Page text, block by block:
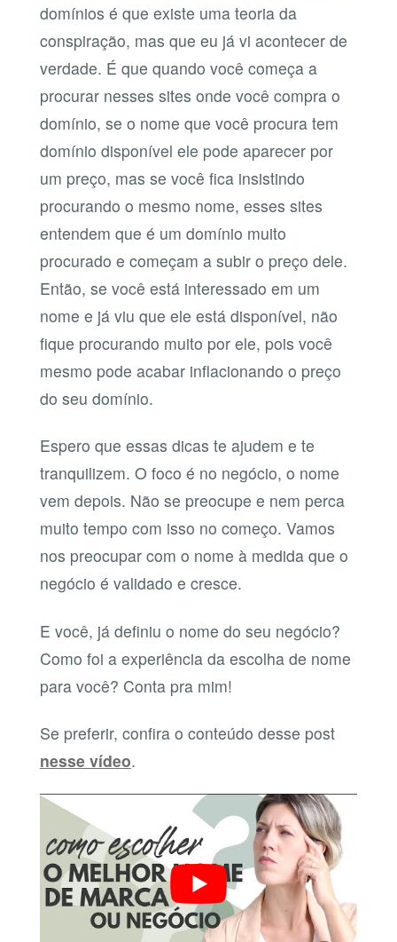
domínios é que existe uma teoria da
conspiração, mas que eu já vi acontecer de
verdade. É que quando você começa a
procurar nesses sites onde você compra o
domínio, se o nome que você procura tem
domínio disponível ele pode aparecer por
um preço, mas se você fica insistindo
procurando o mesmo nome, esses sites
entendem que é um domínio muito
procurado e começam a subir o preço dele.
Então, se você está interessado em um
nome e já viu que ele está disponível, não
fique procurando muito por ele, pois você
mesmo pode acabar inflacionando o preço
do seu domínio.
Espero que essas dicas te ajudem e te
tranquilizem. O foco é no negócio, o nome
vem depois. Não se preocupe e nem perca
muito tempo com isso no começo. Vamos
nos preocupar com o nome à medida que o
negócio é validado e cresce.
E você, já definiu o nome do seu negócio?
Como foi a experiência da escolha de nome
para você? Conta pra mim!
Se preferir, confira o conteúdo desse post
nesse vídeo.